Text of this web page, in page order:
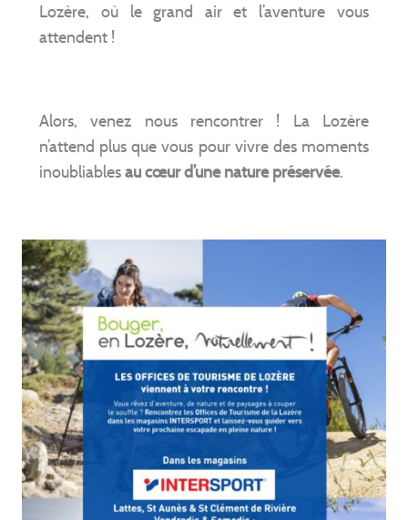
Lozère, où le grand air et l’aventure vous
attendent !
Alors, venez nous rencontrer ! La Lozère
n’attend plus que vous pour vivre des moments
inoubliablesau cœur d’une nature préservée.